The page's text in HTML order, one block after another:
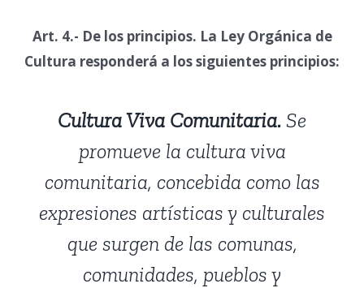
Art. 4.- De los principios. La Ley Orgánica de
Cultura responderá a los siguientes principios:
Cultura Viva Comunitaria.Se
promueve la cultura viva
comunitaria, concebida como las
expresiones artísticas y culturales
que surgen de las comunas,
comunidades, pueblos y